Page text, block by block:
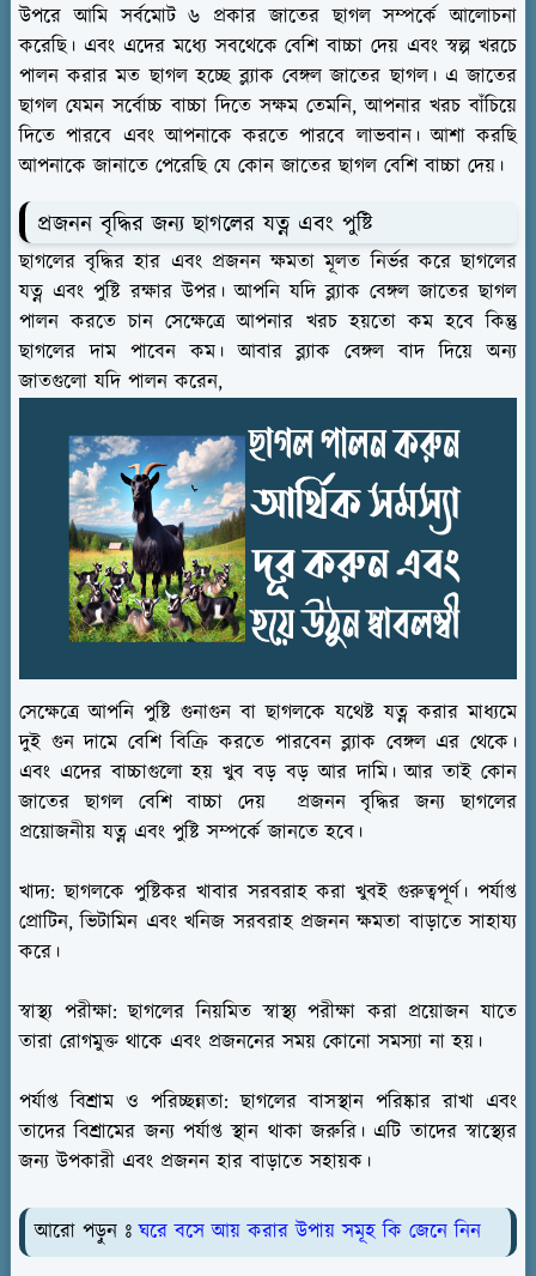
উপরে আমি সর্বমোট ৬ প্রকার জাতের ছাগল সম্পর্কে আলোচনা
করেছি। এবং এদের মধ্যে সবথেকে বেশি বাচ্চা দেয় এবং স্বল্প খরচে
পালন করার মত ছাগল হচ্ছে ব্ল্যাক বেঙ্গল জাতের ছাগল। এ জাতের
ছাগল যেমন সর্বোচ্চ বাচ্চা দিতে সক্ষম তেমনি, আপনার খরচ বাঁচিয়ে
দিতে পারবে এবং আপনাকে করতে পারবে লাভবান। আশা করছি
আপনাকে জানাতে পেরেছি যে কোন জাতের ছাগল বেশি বাচ্চা দেয়।
প্রজনন বৃদ্ধির জন্য ছাগলের যত্ন এবং পুষ্টি
ছাগলের বৃদ্ধির হার এবং প্রজনন ক্ষমতা মূলত নির্ভর করে ছাগলের
যত্ন এবং পুষ্টি রক্ষার উপর। আপনি যদি ব্ল্যাক বেঙ্গল জাতের ছাগল
পালন করতে চান সেক্ষেত্রে আপনার খরচ হয়তো কম হবে কিন্তু
ছাগলের দাম পাবেন কম। আবার ব্ল্যাক বেঙ্গল বাদ দিয়ে অন্য
জাতগুলো যদি পালন করেন,
সেক্ষেত্রে আপনি পুষ্টি গুনাগুন বা ছাগলকে যথেষ্ট যত্ন করার মাধ্যমে
দুই গুন দামে বেশি বিক্রি করতে পারবেন ব্ল্যাক বেঙ্গল এর থেকে।
এবং এদের বাচ্চাগুলো হয় খুব বড় বড় আর দামি। আর তাই কোন
জাতের ছাগল বেশি বাচ্চা দেয় প্রজনন বৃদ্ধির জন্য ছাগলের
প্রয়োজনীয় যত্ন এবং পুষ্টি সম্পর্কে জানতে হবে।
খাদ্য: ছাগলকে পুষ্টিকর খাবার সরবরাহ করা খুবই গুরুত্বপূর্ণ। পর্যাপ্ত
প্রোটিন, ভিটামিন এবং খনিজ সরবরাহ প্রজনন ক্ষমতা বাড়াতে সাহায্য
করে।
স্বাস্থ্য পরীক্ষা: ছাগলের নিয়মিত স্বাস্থ্য পরীক্ষা করা প্রয়োজন যাতে
তারা রোগমুক্ত থাকে এবং প্রজননের সময় কোনো সমস্যা না হয়।
পর্যাপ্ত বিশ্রাম ও পরিচ্ছন্নতা: ছাগলের বাসস্থান পরিষ্কার রাখা এবং
তাদের বিশ্রামের জন্য পর্যাপ্ত স্থান থাকা জরুরি। এটি তাদের স্বাস্থ্যের
জন্য উপকারী এবং প্রজনন হার বাড়াতে সহায়ক।
আরো পড়ুন ঃঘরে বসে আয় করার উপায় সমূহ কি জেনে নিন